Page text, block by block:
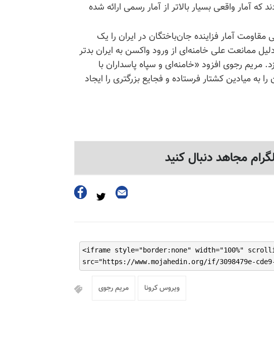
که آمار واقعی بسیار بالاتر از آمار رسمی ارائه شده
آمار فزاینده جان‌باختگان در ایران را یک
ممانعت علی خامنه‌ای از ورود واکسن به ایران بدتر
مریم رجوی افزود «خامنه‌ای و سپاه پاسداران با
میادین کشتار فرستاده و فجایع بزرگتری را ایجاد
مجاهد دنبال کنید
<iframe style="border:none" width="100%"
src="https://www.mojahedin.org/if/3098479e-
ویروس کرونا مریم رجوی